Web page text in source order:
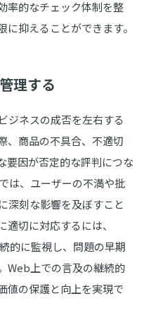
率的なチェック体制を整
抑えることができます。
理する
ジネスの成否を左右する
、商品の不具合、不適切
要因が否定的な評判につな
は、ユーザーの不満や批
深刻な影響を及ぼすこと
切に対応するには、
的に監視し、問題の早期
Web上での言及の継続的
値の保護と向上を実現で